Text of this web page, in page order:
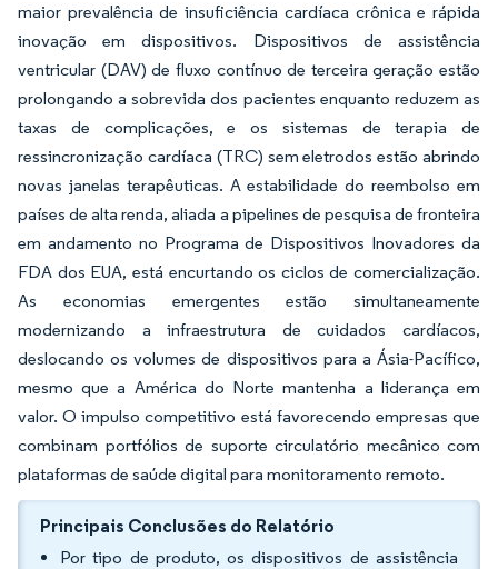
maior prevalência de insuficiência cardíaca crônica e rápida
inovação em dispositivos. Dispositivos de assistência
ventricular (DAV) de fluxo contínuo de terceira geração estão
prolongando a sobrevida dos pacientes enquanto reduzem as
taxas de complicações, e os sistemas de terapia de
ressincronização cardíaca (TRC) sem eletrodos estão abrindo
novas janelas terapêuticas. A estabilidade do reembolso em
países de alta renda, aliada a pipelines de pesquisa de fronteira
em andamento no Programa de Dispositivos Inovadores da
FDA dos EUA, está encurtando os ciclos de comercialização.
As economias emergentes estão simultaneamente
modernizando a infraestrutura de cuidados cardíacos,
deslocando os volumes de dispositivos para a Ásia-Pacífico,
mesmo que a América do Norte mantenha a liderança em
valor. O impulso competitivo está favorecendo empresas que
combinam portfólios de suporte circulatório mecânico com
plataformas de saúde digital para monitoramento remoto.
Principais Conclusões do Relatório
Por tipo de produto, os dispositivos de assistência